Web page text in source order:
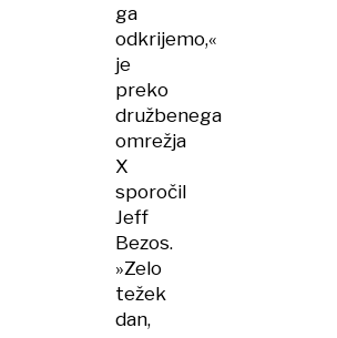
ga
odkrijemo,«
je
preko
družbenega
omrežja
X
sporočil
Jeff
Bezos.
»Zelo
težek
dan,